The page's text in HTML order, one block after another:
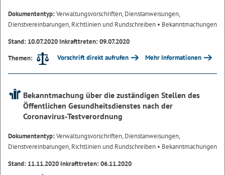
Dokumententyp:Verwaltungsvorschriften, Dienstanweisungen,
Dienstvereinbarungen, Richtlinien und Rundschreiben • Bekanntmachungen
Stand: 10.07.2020 Inkrafttreten: 09.07.2020
Themen:
Vorschrift direkt aufrufen Mehr Informationen
Bekanntmachung über die zuständigen Stellen des
Öffentlichen Gesundheitsdienstes nach der
Coronavirus-Testverordnung
Dokumententyp:Verwaltungsvorschriften, Dienstanweisungen,
Dienstvereinbarungen, Richtlinien und Rundschreiben • Bekanntmachungen
Stand: 11.11.2020 Inkrafttreten: 06.11.2020